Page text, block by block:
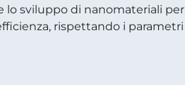
lo sviluppo di nanomateriali
rispettando i